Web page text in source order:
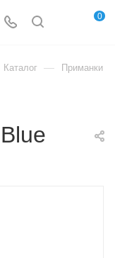
0
Каталог — Приманки